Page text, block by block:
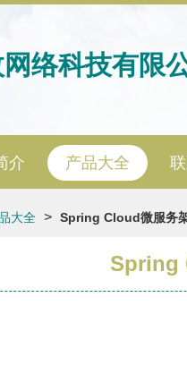
络科技有限
介 产品大全
大全 > Spring Cloud微服务
Spring